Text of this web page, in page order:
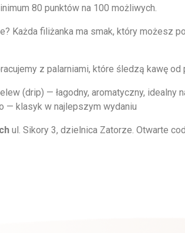
80 punktów na 100 możliwych.
Każda filiżanka ma smak, który możesz
z palarniami, które śledzą kawę
(drip) — łagodny, aromatyczny,
— klasyk w najlepszym wydaniu
ul. Sikory 3, dzielnica Zatorze. Otwarte